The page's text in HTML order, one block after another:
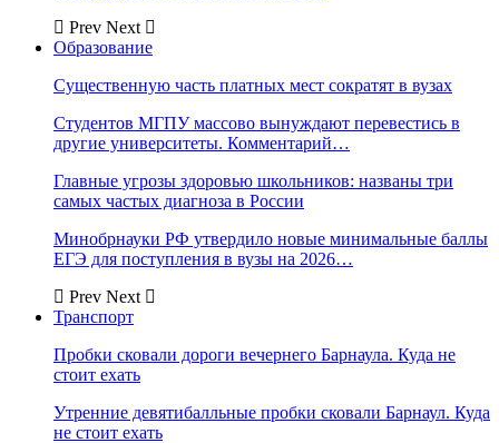
Prev Next
Образование
Существенную часть платных мест сократят в вузах
Студентов МГПУ массово вынуждают перевестись в
другие университеты. Комментарий…
Главные угрозы здоровью школьников: названы три
самых частых диагноза в России
Минобрнауки РФ утвердило новые минимальные баллы
ЕГЭ для поступления в вузы на 2026…
Prev Next
Транспорт
Пробки сковали дороги вечернего Барнаула. Куда не
стоит ехать
Утренние девятибалльные пробки сковали Барнаул. Куда
не стоит ехать